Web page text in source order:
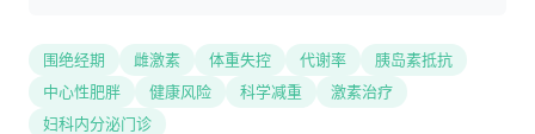
围绝经期 雌激素 体重失控 代谢率
胰岛素抵抗
中心性肥胖
健康风险 科学减重
激素治疗
妇科内分泌门诊